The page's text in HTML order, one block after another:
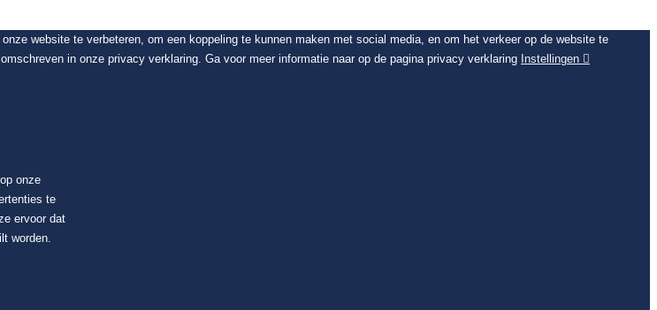
website te verbeteren, om een koppeling te kunnen maken met social media, en om het verkeer op de website te
in onze privacy verklaring. Ga voor meer informatie naar op de pagina privacy verklaring Instellingen
onze
te
ervoor dat
worden.